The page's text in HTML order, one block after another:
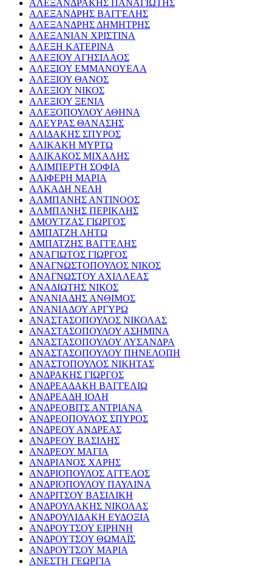
ΑΛΕΞΑΝΔΡΑΚΗΣ ΠΑΝΑΓΙΩΤΗΣ
ΑΛΕΞΑΝΔΡΗΣ ΒΑΓΓΕΛΗΣ
ΑΛΕΞΑΝΔΡΗΣ ΔΗΜΗΤΡΗΣ
ΑΛΕΞΑΝΙΑΝ ΧΡΙΣΤΙΝΑ
ΑΛΕΞΗ ΚΑΤΕΡΙΝΑ
ΑΛΕΞΙΟΥ ΑΓΗΣΙΛΑΟΣ
ΑΛΕΞΙΟΥ ΕΜΜΑΝΟΥΕΛΑ
ΑΛΕΞΙΟΥ ΘΑΝΟΣ
ΑΛΕΞΙΟΥ ΝΙΚΟΣ
ΑΛΕΞΙΟΥ ΞΕΝΙΑ
ΑΛΕΞΟΠΟΥΛΟΥ ΑΘΗΝΑ
ΑΛΕΥΡΑΣ ΘΑΝΑΣΗΣ
ΑΛΙΔΑΚΗΣ ΣΠΥΡΟΣ
ΑΛΙΚΑΚΗ ΜΥΡΤΩ
ΑΛΙΚΑΚΟΣ ΜΙΧΑΛΗΣ
ΑΛΙΜΠΕΡΤΗ ΣΟΦΙΑ
ΑΛΙΦΕΡΗ ΜΑΡΙΑ
ΑΛΚΑΔΗ ΝΕΛΗ
ΑΛΜΠΑΝΗΣ ΑΝΤΙΝΟΟΣ
ΑΛΜΠΑΝΗΣ ΠΕΡΙΚΛΗΣ
ΑΜΟΥΤΖΑΣ ΓΙΩΡΓΟΣ
ΑΜΠΑΤΖΗ ΛΗΤΩ
ΑΜΠΑΤΖΗΣ ΒΑΓΓΕΛΗΣ
ΑΝΑΓΙΩΤΟΣ ΓΙΩΡΓΟΣ
ΑΝΑΓΝΩΣΤΟΠΟΥΛΟΣ ΝΙΚΟΣ
ΑΝΑΓΝΩΣΤΟΥ ΑΧΙΛΛΕΑΣ
ΑΝΑΔΙΩΤΗΣ ΝΙΚΟΣ
ΑΝΑΝΙΑΔΗΣ ΑΝΘΙΜΟΣ
ΑΝΑΝΙΑΔΟΥ ΑΡΓΥΡΩ
ΑΝΑΣΤΑΣΟΠΟΥΛΟΣ ΝΙΚΟΛΑΣ
ΑΝΑΣΤΑΣΟΠΟΥΛΟΥ ΑΣΗΜΙΝΑ
ΑΝΑΣΤΑΣΟΠΟΥΛΟΥ ΛΥΣΑΝΔΡΑ
ΑΝΑΣΤΑΣΟΠΟΥΛΟΥ ΠΗΝΕΛΟΠΗ
ΑΝΑΣΤΟΠΟΥΛΟΣ ΝΙΚΗΤΑΣ
ΑΝΔΡΑΚΗΣ ΓΙΩΡΓΟΣ
ΑΝΔΡΕΑΔΑΚΗ ΒΑΓΓΕΛΙΩ
ΑΝΔΡΕΑΔΗ ΙΟΛΗ
ΑΝΔΡΕΟΒΙΤΣ ΑΝΤΡΙΑΝΑ
ΑΝΔΡΕΟΠΟΥΛΟΣ ΣΠΥΡΟΣ
ΑΝΔΡΕΟΥ ΑΝΔΡΕΑΣ
ΑΝΔΡΕΟΥ ΒΑΣΙΛΗΣ
ΑΝΔΡΕΟΥ ΜΑΓΙΑ
ΑΝΔΡΙΑΝΟΣ ΧΑΡΗΣ
ΑΝΔΡΙΟΠΟΥΛΟΣ ΑΓΓΕΛΟΣ
ΑΝΔΡΙΟΠΟΥΛΟΥ ΠΑΥΛΙΝΑ
ΑΝΔΡΙΤΣΟΥ ΒΑΣΙΛΙΚΗ
ΑΝΔΡΟΥΛΑΚΗΣ ΝΙΚΟΛΑΣ
ΑΝΔΡΟΥΛΙΔΑΚΗ ΕΥΔΟΞΙΑ
ΑΝΔΡΟΥΤΣΟΥ ΕΙΡΗΝΗ
ΑΝΔΡΟΥΤΣΟΥ ΘΩΜΑΪΣ
ΑΝΔΡΟΥΤΣΟΥ ΜΑΡΙΑ
ΑΝΕΣΤΗ ΓΕΩΡΓΙΑ